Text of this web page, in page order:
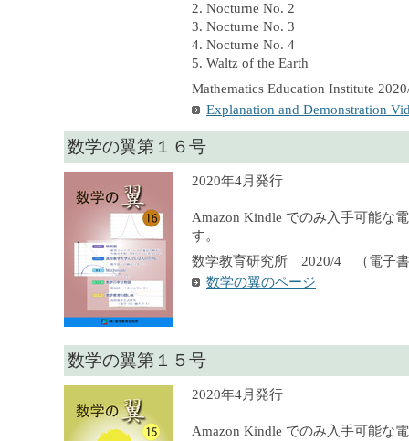
2. Nocturne No. 2
3. Nocturne No. 3
4. Nocturne No. 4
5. Waltz of the Earth
Mathematics Education Institute
Explanation and Demonstration
数学の翼第１６号
2020年4月発行
Amazon Kindle でのみ入手可能な
す。
数学教育研究所 2020/4 （電子
数学の翼のページ
数学の翼第１５号
2020年4月発行
Amazon Kindle でのみ入手可能な